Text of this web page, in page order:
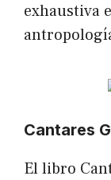
exhaustiva
Cantares
El libro